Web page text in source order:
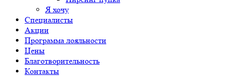
Я хочу
Специалисты
Акции
Программа лояльности
Цены
Благотворительность
Контакты